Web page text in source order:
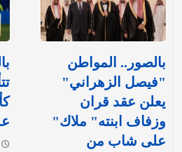
بالصور.. المواطن
"فيصل الزهراني"
يعلن عقد قران
وزفاف ابنته" ملاك"
على شاب من